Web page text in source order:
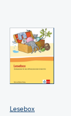
Lesebox